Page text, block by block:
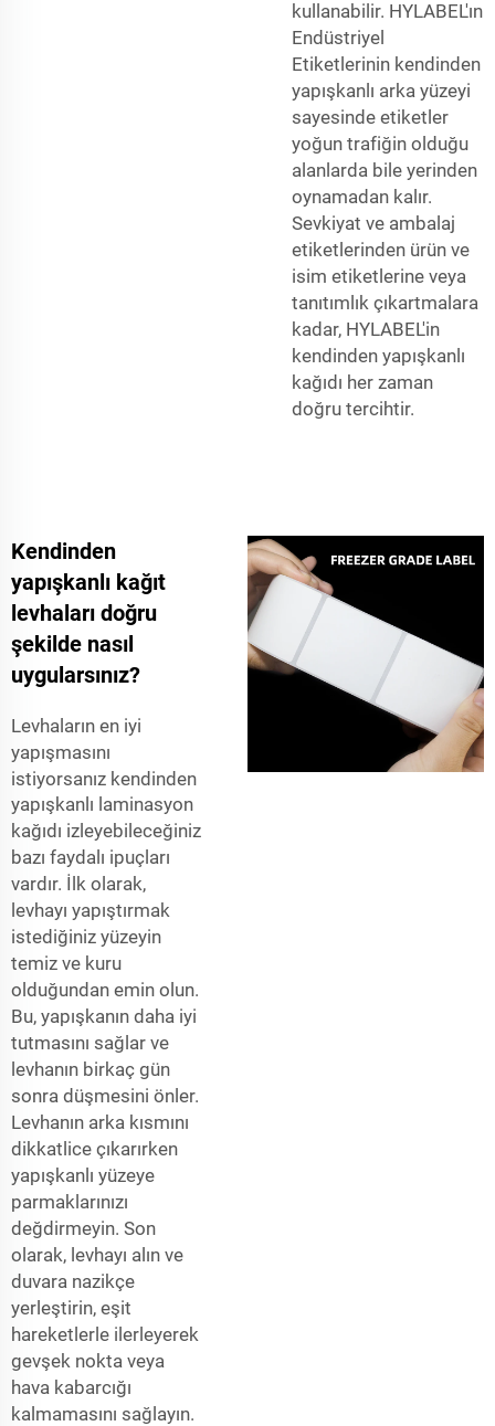
kullanabilir. HYLABEL'ın
Endüstriyel
Etiketlerinin kendinden
yapışkanlı arka yüzeyi
sayesinde etiketler
yoğun trafiğin olduğu
alanlarda bile yerinden
oynamadan kalır.
Sevkiyat ve ambalaj
etiketlerinden ürün ve
isim etiketlerine veya
tanıtımlık çıkartmalara
kadar, HYLABEL'in
kendinden yapışkanlı
kağıdı her zaman
doğru tercihtir.
Kendinden
yapışkanlı kağıt
levhaları doğru
şekilde nasıl
uygularsınız?
Levhaların en iyi
yapışmasını
istiyorsanız kendinden
yapışkanlı laminasyon
kağıdı izleyebileceğiniz
bazı faydalı ipuçları
vardır. İlk olarak,
levhayı yapıştırmak
istediğiniz yüzeyin
temiz ve kuru
olduğundan emin olun.
Bu, yapışkanın daha iyi
tutmasını sağlar ve
levhanın birkaç gün
sonra düşmesini önler.
Levhanın arka kısmını
dikkatlice çıkarırken
yapışkanlı yüzeye
parmaklarınızı
değdirmeyin. Son
olarak, levhayı alın ve
duvara nazikçe
yerleştirin, eşit
hareketlerle ilerleyerek
gevşek nokta veya
hava kabarcığı
kalmamasını sağlayın.